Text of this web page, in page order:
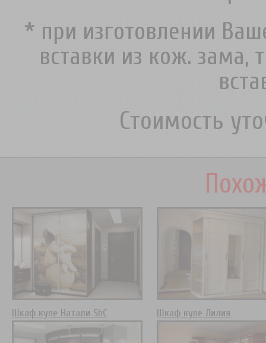
* при изготовлении
вставки из кож. зама,
Стоимость
Шкаф купе Натали ShC Шкаф купе Лилия